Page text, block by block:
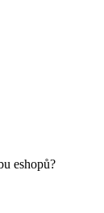
eshopů?